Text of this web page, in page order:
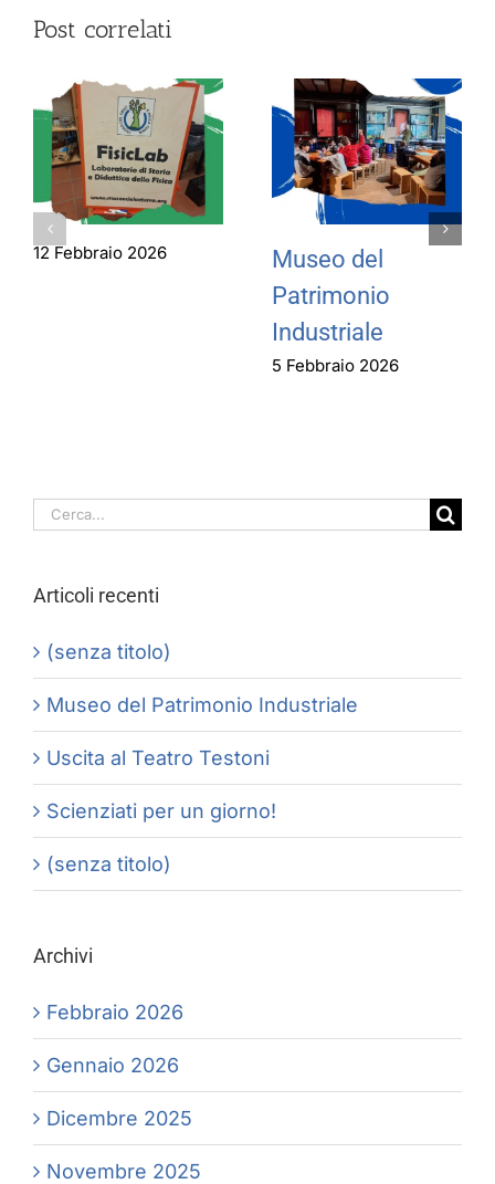
Post correlati
12 Febbraio 2026
Museo del
Patrimonio
Industriale
5 Febbraio 2026
Cerca
Articoli recenti
(senza titolo)
Museo del Patrimonio Industriale
Uscita al Teatro Testoni
Scienziati per un giorno!
(senza titolo)
Archivi
Febbraio 2026
Gennaio 2026
Dicembre 2025
Novembre 2025